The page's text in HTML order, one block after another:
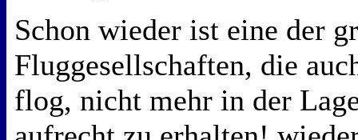
Schon wieder ist eine der
Fluggesellschaften, die
flog, nicht mehr in der